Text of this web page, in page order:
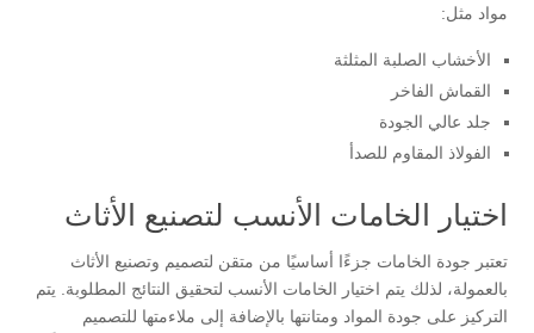
مواد مثل:
الأخشاب الصلبة المثلثة
القماش الفاخر
جلد عالي الجودة
الفولاذ المقاوم للصدأ
اختيار الخامات الأنسب لتصنيع الأثاث
تعتبر جودة الخامات جزءًا أساسيًا من متقن لتصميم وتصنيع الأثاث
بالعمولة، لذلك يتم اختيار الخامات الأنسب لتحقيق النتائج المطلوبة. يتم
التركيز على جودة المواد ومتانتها بالإضافة إلى ملاءمتها للتصميم